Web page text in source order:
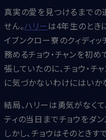
真実の愛を見つけるまでの
せん。ハリー は4年生のとき
イブンクロー寮のクィディ
務めるチョウ・チャンを初め
張していたのに、チョウ・チ
に気づかないわけにはいか
結局、ハリーは勇気がなくて
ティの当日までチョウをダン
しかし、チョウはそのときす